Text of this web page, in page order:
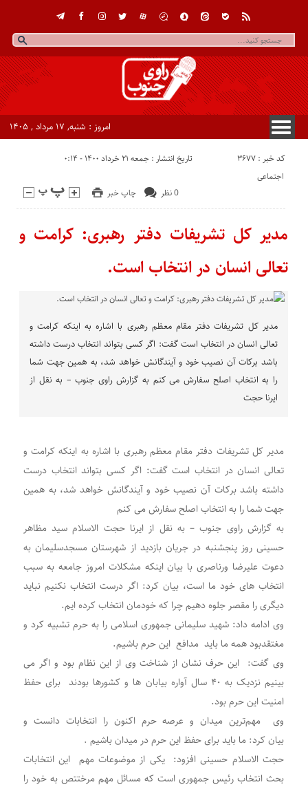
امروز : شنبه, ۱۷ مرداد , ۱۴۰۵
کد خبر : 3677 تاریخ انتشار : جمعه ۲۱ خرداد ۱۴۰۰ - ۰:۱۴
چاپ خبر 0 نظر
اجتماعی
مدیر کل تشریفات دفتر رهبری: کرامت و
تعالی انسان در انتخاب است.
مدیر کل تشریفات دفتر مقام معظم رهبری با اشاره به اینکه کرامت و
تعالی انسان در انتخاب است گفت: اگر کسی بتواند انتخاب درست داشته
باشد برکات آن نصیب خود و آیندگانش خواهد شد، به همین جهت شما
را به انتخاب اصلح سفارش می کنم به گزارش راوی جنوب – به نقل از
ایرنا حجت
مدیر کل تشریفات دفتر مقام معظم رهبری با اشاره به اینکه کرامت و
تعالی انسان در انتخاب است گفت: اگر کسی بتواند انتخاب درست
داشته باشد برکات آن نصیب خود و آیندگانش خواهد شد، به همین
جهت شما را به انتخاب اصلح سفارش می کنم
به گزارش راوی جنوب – به نقل از ایرنا حجت الاسلام سید مظاهر
حسینی روز پنجشنبه در جریان بازدید از شهرستان مسجدسلیمان به
دعوت علیرضا ورناصری با بیان اینکه مشکلات امروز جامعه به سبب
انتخاب های خود ما است، بیان کرد: اگر درست انتخاب نکنیم نباید
دیگری را مقصر جلوه دهیم چرا که خودمان انتخاب کرده ایم.
وی ادامه داد: شهید سلیمانی جمهوری اسلامی را به حرم تشبیه کرد و
مغتقدبود همه ما باید مدافع این حرم باشیم.
وی گفت: این حرف نشان از شناخت وی از این نظام بود و اگر می
بینیم نزدیک به ۴۰ سال آواره بیابان ها و کشورها بودند برای حفظ
امنیت این حرم بود.
وی مهم‌ترین میدان و عرصه حرم اکنون را انتخابات دانست و
بیان کرد: ما باید برای حفظ این حرم در میدان باشیم .
حجت الاسلام حسینی افزود: یکی از موضوعات مهم این انتخابات
بحث انتخاب رئیس جمهوری است که مسائل مهم مرختتص به خود را